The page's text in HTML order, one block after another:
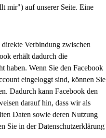
mir") auf unserer Seite. Eine
Verbindung zwischen
erhält dadurch die
haben. Wenn Sie den Facebook
eingeloggt sind, können Sie
Dadurch kann Facebook den
darauf hin, dass wir als
Daten sowie deren Nutzung
Sie in der Datenschutzerklärung